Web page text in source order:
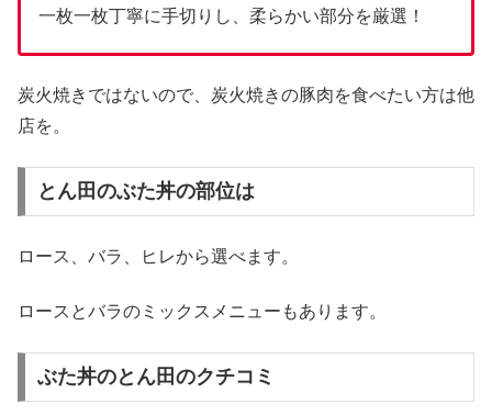
一枚一枚丁寧に手切りし、柔らかい部分を厳選！
炭火焼きではないので、炭火焼きの豚肉を食べたい方は他
店を。
とん田のぶた丼の部位は
ロース、バラ、ヒレから選べます。
ロースとバラのミックスメニューもあります。
ぶた丼のとん田のクチコミ